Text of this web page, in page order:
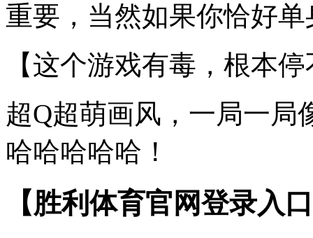
重要，当然如果你恰好
【这个游戏有毒，根本
超Q超萌画风，一局一局
哈哈哈哈哈！
【胜利体育官网登录入